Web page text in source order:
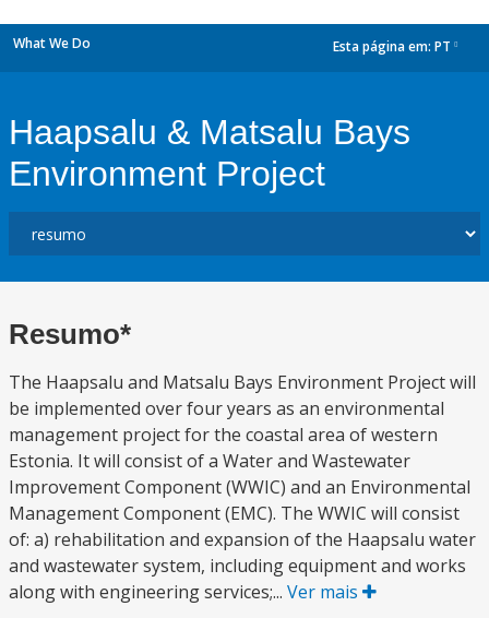
What We Do Esta página em: PT
Haapsalu & Matsalu Bays
Environment Project
Resumo*
The Haapsalu and Matsalu Bays Environment Project will
be implemented over four years as an environmental
management project for the coastal area of western
Estonia. It will consist of a Water and Wastewater
Improvement Component (WWIC) and an Environmental
Management Component (EMC). The WWIC will consist
of: a) rehabilitation and expansion of the Haapsalu water
and wastewater system, including equipment and works
along with engineering services;... Ver mais